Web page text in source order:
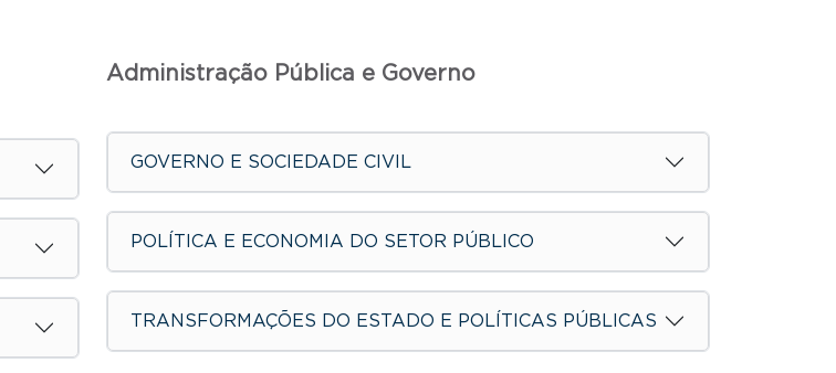
Administração Pública e Governo
GOVERNO E SOCIEDADE CIVIL
POLÍTICA E ECONOMIA DO SETOR PÚBLICO
TRANSFORMAÇÕES DO ESTADO E POLÍTICAS PÚBLICAS